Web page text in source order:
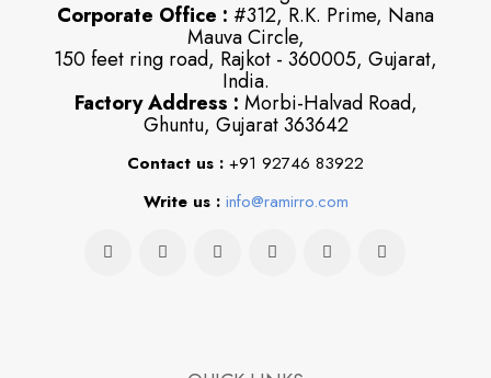
Corporate Office : #312, R.K. Prime, Nana
Mauva Circle,
150 feet ring road, Rajkot - 360005, Gujarat,
India.
Factory Address : Morbi-Halvad Road,
Ghuntu, Gujarat 363642
Contact us : +91 92746 83922
Write us : info@ramirro.com